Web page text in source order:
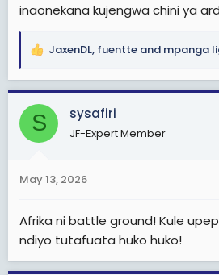
inaonekana kujengwa chini ya
R
a
c
i
s
JaxenDL, fuentte and mpanga
S sysafiri
JF-Expert Member
May 13, 2026
Afrika ni battle ground! Kule
ndiyo tutafuata huko huko!